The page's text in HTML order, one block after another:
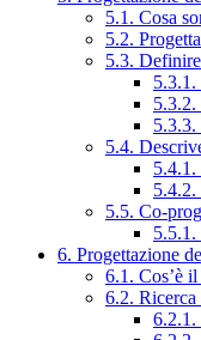
5.1. Cosa
5.2.
5.3.
5.3.2.
5.4.
5.4.1.
5.4.2.
5.5. Co-
5.5.1.
6. Progettazione
6.1. Cos’è
6.2.
6.2.1.